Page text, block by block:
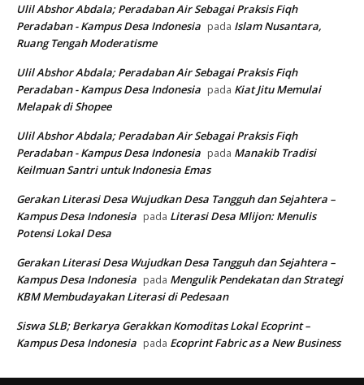
Ulil Abshor Abdala; Peradaban Air Sebagai Praksis Fiqh
Peradaban - Kampus Desa Indonesia pada Islam Nusantara,
Ruang Tengah Moderatisme
Ulil Abshor Abdala; Peradaban Air Sebagai Praksis Fiqh
Peradaban - Kampus Desa Indonesia pada Kiat Jitu Memulai
Melapak di Shopee
Ulil Abshor Abdala; Peradaban Air Sebagai Praksis Fiqh
Peradaban - Kampus Desa Indonesia pada Manakib Tradisi
Keilmuan Santri untuk Indonesia Emas
Gerakan Literasi Desa Wujudkan Desa Tangguh dan Sejahtera –
Kampus Desa Indonesia pada Literasi Desa Mlijon: Menulis
Potensi Lokal Desa
Gerakan Literasi Desa Wujudkan Desa Tangguh dan Sejahtera –
Kampus Desa Indonesia pada Mengulik Pendekatan dan Strategi
KBM Membudayakan Literasi di Pedesaan
Siswa SLB; Berkarya Gerakkan Komoditas Lokal Ecoprint –
Kampus Desa Indonesia pada Ecoprint Fabric as a New Business